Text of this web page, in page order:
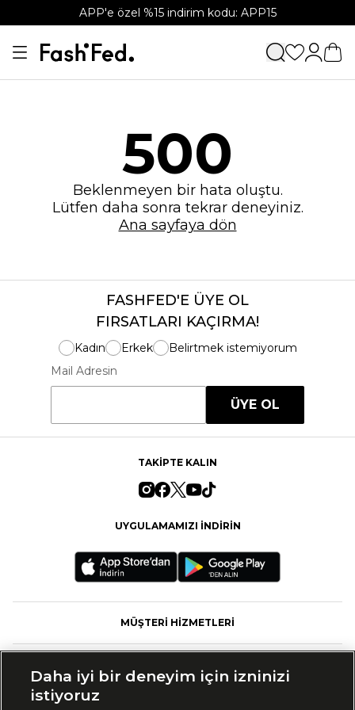
APP'e özel %15 indirim kodu: APP15
500
Beklenmeyen bir hata oluştu.
Lütfen daha sonra tekrar deneyiniz.
Ana sayfaya dön
FASHFED'E ÜYE OL
FIRSATLARI KAÇIRMA!
Kadın Erkek
Belirtmek istemiyorum
Mail Adresin
ÜYE OL
TAKİPTE KALIN
UYGULAMAMIZI İNDİRİN
MÜŞTERİ HİZMETLERİ
Daha iyi bir deneyim için izninizi
istiyoruz